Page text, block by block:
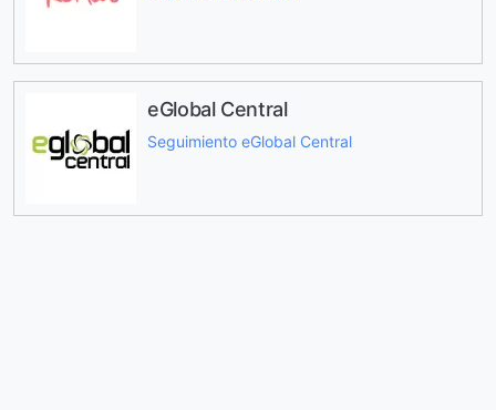
eGlobal Central
Seguimiento eGlobal Central